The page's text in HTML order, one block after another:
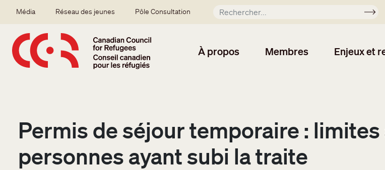
Secondary menu
Média Réseau des jeunes Pôle Consultation
À propos Membres Enjeux et
Permis de séjour temporaire :
personnes ayant subi la traite